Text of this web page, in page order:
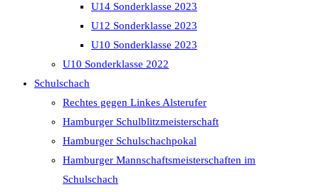
U14 Sonderklasse 2023
U12 Sonderklasse 2023
U10 Sonderklasse 2023
U10 Sonderklasse 2022
Schulschach
Rechtes gegen Linkes Alsterufer
Hamburger Schulblitzmeisterschaft
Hamburger Schulschachpokal
Hamburger Mannschaftsmeisterschaften im
Schulschach